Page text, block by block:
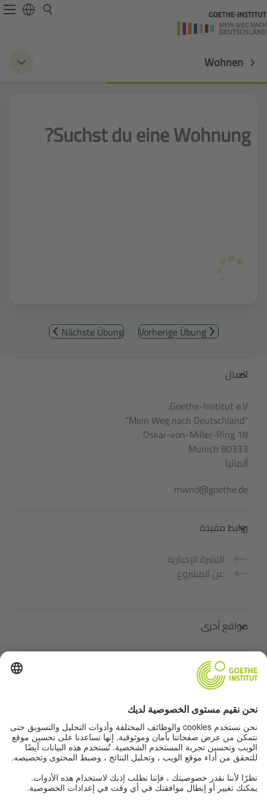
Wohnen
Suchst du eine Wohnung?
Vorherige Übung
Nächste Übung
Service- und Informationsbereich
اتصال
Goethe-Institut e.V.
"Mein Weg nach Deutschland"
Oskar-von-Miller-Ring 18
80333 Munich
ألمانيا
mwnd@goethe.de
روابط مفيدة
النشرة الإخبارية
عن المشروع
مواقع أخرى
ملتقى "اللغة الألمانية من أجلك"
تعلم الألمانية مجانًا
دورات اللغة الألمانية في معهد غوته
Lehrkräfteportal „Deutschstunde“
الخصوصية وإمكانية الوصول
إعدادات الخصوصية